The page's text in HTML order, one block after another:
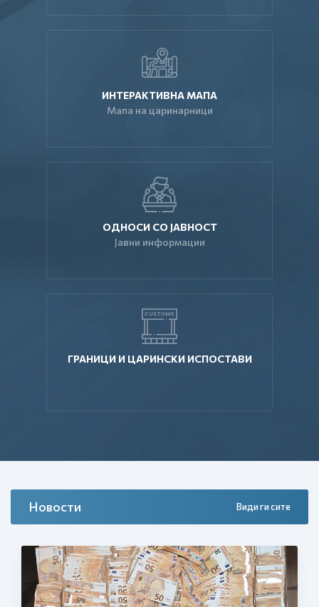
ИНТЕРАКТИВНА МАПА
Мапа на царинарници
ОДНОСИ СО ЈАВНОСТ
Јавни информации
ГРАНИЦИ И ЦАРИНСКИ ИСПОСТАВИ
Новости Види ги сите